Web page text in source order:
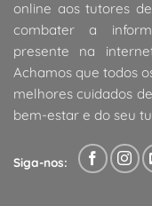
online aos tutores
combater a
presente na
Achamos que todos
melhores cuidados
bem-estar e do seu
Siga-nos: